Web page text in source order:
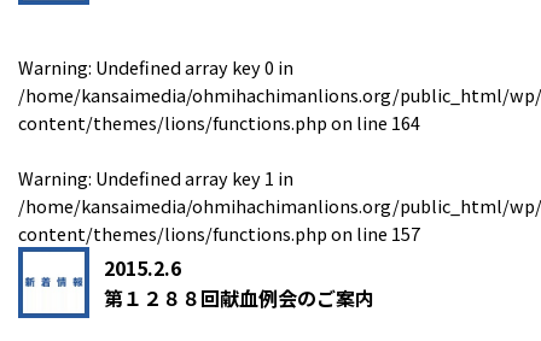
Warning: Undefined array key 0 in
/home/kansaimedia/ohmihachimanlions.org/public_html/
content/themes/lions/functions.phpon line 164
Warning: Undefined array key 1 in
/home/kansaimedia/ohmihachimanlions.org/public_html/
content/themes/lions/functions.phpon line 157
2015.2.6
第１２８８回献血例会のご案内